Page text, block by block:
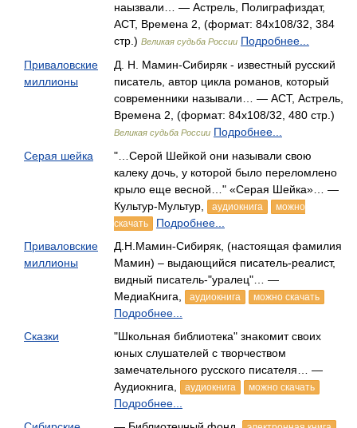
наызвали… — Астрель, Полиграфиздат,
АСТ, Времена 2, (формат: 84x108/32, 384
стр.) Великая судьба России Подробнее...
Приваловские
миллионы
Д. Н. Мамин-Сибиряк - известный русский
писатель, автор цикла романов, который
современники называли… — АСТ, Астрель,
Времена 2, (формат: 84x108/32, 480 стр.)
Великая судьба России Подробнее...
Серая шейка
"…Серой Шейкой они называли свою
калеку дочь, у которой было переломлено
крыло еще весной…" «Серая Шейка»… —
Культур-Мультур,
аудиокнига
можно
скачать
Подробнее...
Приваловские
миллионы
Д.Н.Мамин-Сибиряк, (настоящая фамилия
Мамин) – выдающийся писатель-реалист,
видный писатель-"уралец"… —
МедиаКнига,
аудиокнига можно скачать
Подробнее...
Сказки
"Школьная библиотека" знакомит своих
юных слушателей с творчеством
замечательного русского писателя… —
Аудиокнига,
аудиокнига можно скачать
Подробнее...